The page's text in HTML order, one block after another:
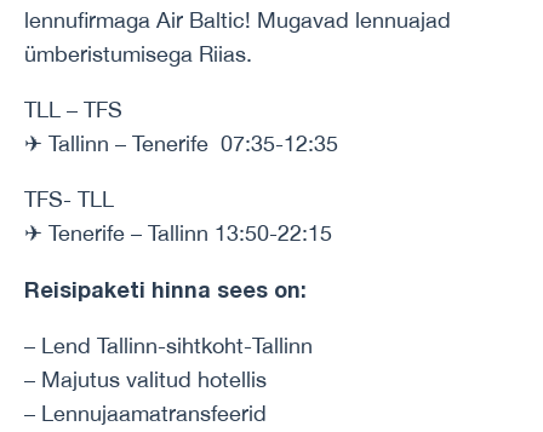
lennufirmaga Air Baltic! Mugavad lennuajad
ümberistumisega Riias.
TLL – TFS
✈ Tallinn – Tenerife 07:35-12:35
TFS- TLL
✈ Tenerife – Tallinn 13:50-22:15
Reisipaketi hinna sees on:
– Lend Tallinn-sihtkoht-Tallinn
– Majutus valitud hotellis
– Lennujaamatransfeerid